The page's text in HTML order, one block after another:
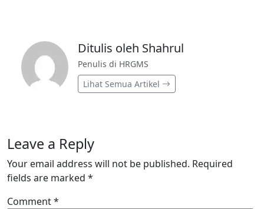
Ditulis oleh Shahrul
Penulis di HRGMS
Lihat Semua Artikel
Leave a Reply
Your email address will not be published. Required
fields are marked *
Comment*